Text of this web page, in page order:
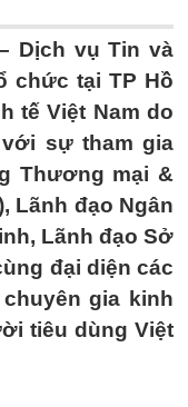
Dịch vụ Tin và
chức tại TP Hồ
tế Việt Nam do
sự tham gia
Thương mại &
Lãnh đạo Ngân
Lãnh đạo Sở
đại diện các
gia kinh
tiêu dùng Việt